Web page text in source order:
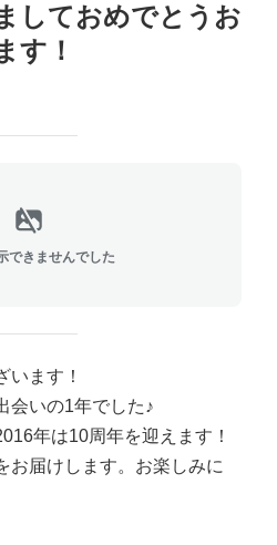
しておめでとうお
す！
できませんでした
います！
会いの1年でした♪
年は10周年を迎えます！
お届けします。お楽しみに